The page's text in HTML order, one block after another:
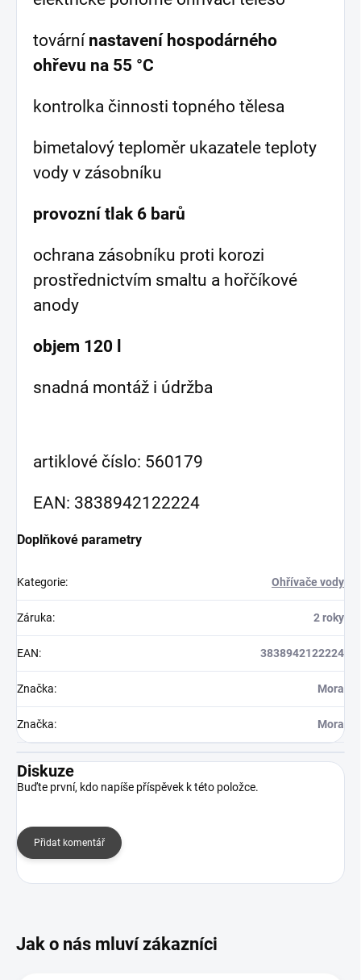
tovární nastavení hospodárného
ohřevu na 55 °C
kontrolka činnosti topného tělesa
bimetalový teploměr ukazatele teploty
vody v zásobníku
provozní tlak 6 barů
ochrana zásobníku proti korozi
prostřednictvím smaltu a hořčíkové
anody
objem 120 l
snadná montáž i údržba
artiklové číslo: 560179
EAN: 3838942122224
Doplňkové parametry
Kategorie: Ohřívače vody
Záruka: 2 roky
EAN: 3838942122224
Značka: Mora
Značka: Mora
Diskuze
Buďte první, kdo napíše příspěvek k této položce.
Přidat komentář